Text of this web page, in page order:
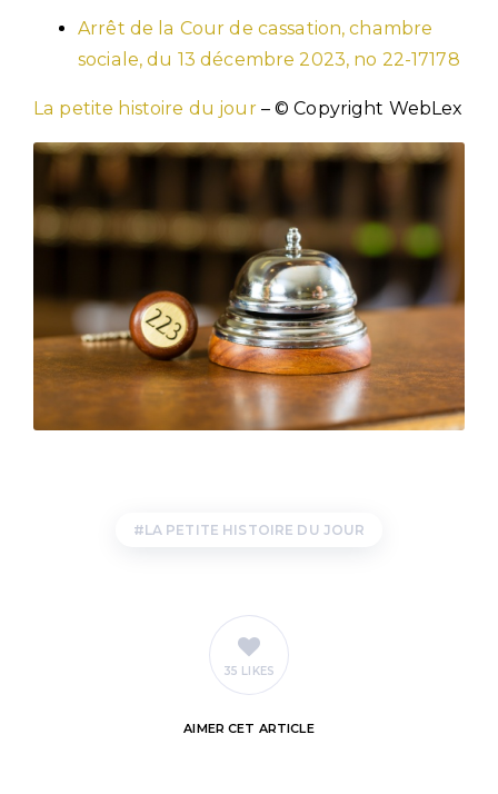
Arrêt de la Cour de cassation, chambre
sociale, du 13 décembre 2023, no 22-17178
La petite histoire du jour– © Copyright WebLex
LA PETITE HISTOIRE DU JOUR
35 LIKES
AIMER CET ARTICLE